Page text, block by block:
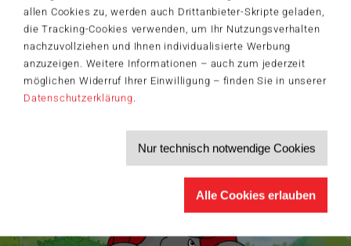
allen Cookies zu, werden auch Drittanbieter-Skripte geladen,
die Tracking-Cookies verwenden, um Ihr Nutzungsverhalten
nachzuvollziehen und Ihnen individualisierte Werbung
anzuzeigen. Weitere Informationen – auch zum jederzeit
möglichen Widerruf Ihrer Einwilligung – finden Sie in unserer
Datenschutzerklärung.
Nur technisch notwendige Cookies
Alle Cookies erlauben
Willkommensgutschein in Höhe von 5€ für Ihren nächsten Einkauf im
Schmidt-Spiele-Shop.
Produktneuheiten und Sortimentserweiterungen
Informationen zu Veranstaltungen und Aktionen
Service-Informationen, z.B. zur Ersatzteilversorgung
Ich möchte den Schmidt-Spiele-Newsletter erhalten. Die Abmeldung ist
>